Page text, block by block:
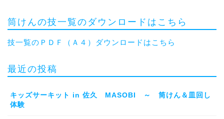
筒けんの技一覧のダウンロードはこちら
技一覧のＰＤＦ（Ａ４）ダウンロードはこちら
最近の投稿
キッズサーキット in 佐久 MASOBI ～ 筒けん＆皿回し
体験